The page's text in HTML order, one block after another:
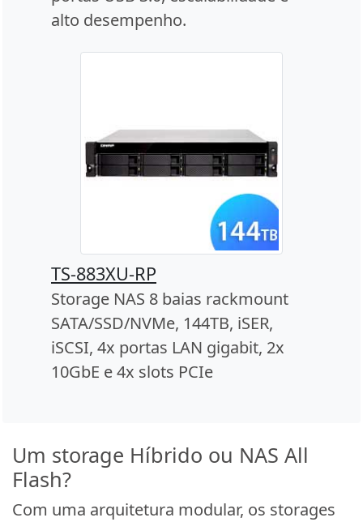
alto desempenho.
TS-883XU-RP
Storage NAS 8 baias rackmount
SATA/SSD/NVMe, 144TB, iSER,
iSCSI, 4x portas LAN gigabit, 2x
10GbE e 4x slots PCIe
Um storage Híbrido ou NAS All
Flash?
Com uma arquitetura modular, os storages